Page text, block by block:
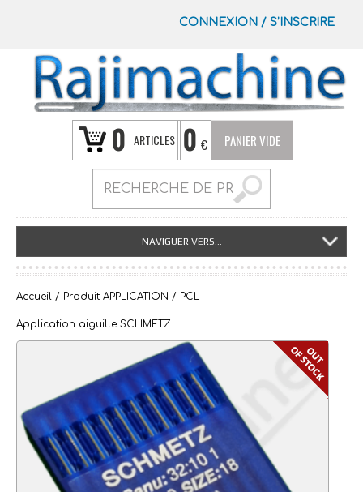
CONNEXION / S’INSCRIRE
0 ARTICLES 0 € PANIER VIDE
NAVIGUER VERS...
Accueil / Produit APPLICATION / PCL
Application aiguille SCHMETZ